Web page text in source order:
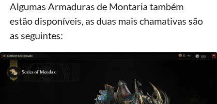
Algumas Armaduras de Montaria também
estão disponíveis, as duas mais chamativas são
as seguintes: